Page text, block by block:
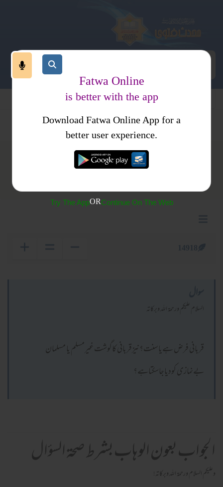
السلام عليكم ورحمة الله وبركاته
قربانی فرض ہےیاسنت؟نیزقربانی کاگوشت غیرمسلم یا مسلمان
بےنمازی کودیاجاسکتاہے؟
الجواب بعون الوهاب بشرط صحة السؤال
وعلیکم السلام ورحمة اللہ وبرکاته!
Fatwa Online
is better with the app
Download Fatwa Online App for a
better user experience.
Try The AppORContinue On The Web